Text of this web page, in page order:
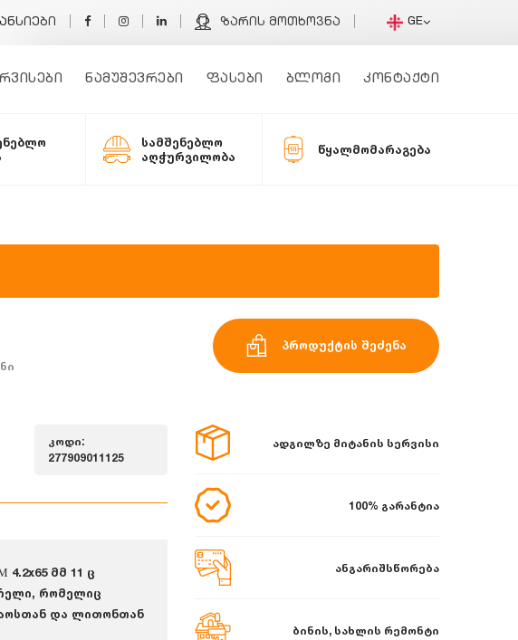
ზარის მოთხოვნა GE
ნამუშევრები ფასები ბლოგი კონტაქტი
სამშენებლო
აღჭურვილობა
წყალმომარაგება
პროდუქტის შეძენა
კოდი:
277909011125
მმ 11 ც
რომელიც
და ლითონთან
ადგილზე მიტანის სერვისი
100% გარანტია
ანგარიშსწორება
ბინის, სახლის რემონტი